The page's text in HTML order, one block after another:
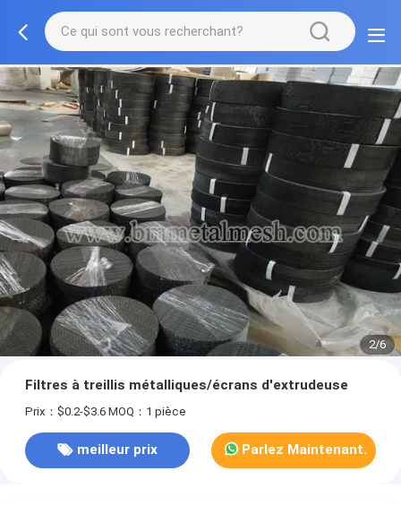
2/6
Filtres à treillis métalliques/écrans d'extrudeuse
Prix：$0.2-$3.6 MOQ：1 pièce
meilleur prix Parlez Maintenant.